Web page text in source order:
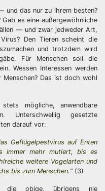
und das nur zu ihrem besten?
es eine außergewöhnliche
— und zwar jedweder Art,
Den Tieren scheint die
und trotzdem wird
Für Menschen soll die
Wessen Interessen werden
Das ist doch wohl
stets mögliche, anwendbare
Unterschwellig gesetzte
darauf vor:
Geflügelpestvirus auf Enten
immer mehr mutiert, bis es
weitere Vogelarten und
bis zum Menschen.“(3)
die obige, übrigens nie